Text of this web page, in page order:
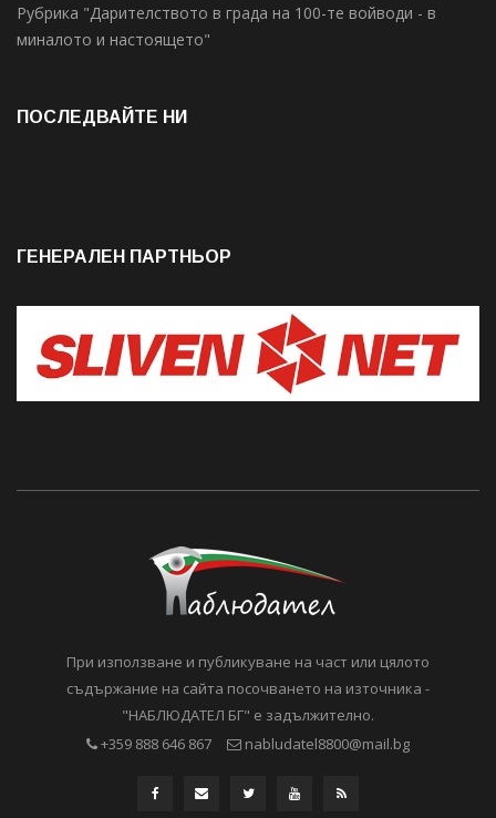
Рубрика "Дарителството в града на 100-те войводи - в
миналото и настоящето"
ПОСЛЕДВАЙТЕ НИ
ГЕНЕРАЛЕН ПАРТНЬОР
При използване и публикуване на част или цялото
съдържание на сайта посочването на източника -
"НАБЛЮДАТЕЛ БГ" е задължително.
+359 888 646 867
nabludatel8800@mail.bg